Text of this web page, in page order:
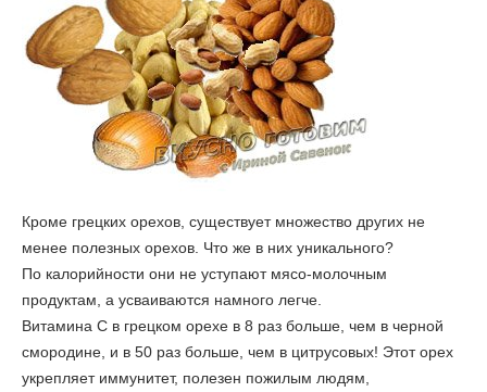
Кроме грецких орехов, существует множество других не
менее полезных орехов. Что же в них уникального?
По калорийности они не уступают мясо-молочным
продуктам, а усваиваются намного легче.
Витамина С в грецком орехе в 8 раз больше, чем в черной
смородине, и в 50 раз больше, чем в цитрусовых! Этот орех
укрепляет иммунитет, полезен пожилым людям,